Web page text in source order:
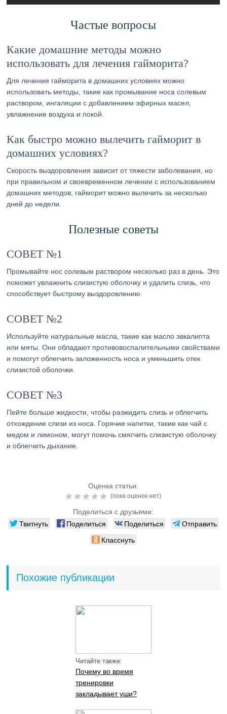
Частые вопросы
Какие домашние методы можно
использовать для лечения гайморита?
Для лечения гайморита в домашних условиях можно
использовать методы, такие как промывание носа солевым
раствором, ингаляции с добавлением эфирных масел,
увлажнение воздуха и покой.
Как быстро можно вылечить гайморит в
домашних условиях?
Скорость выздоровления зависит от тяжести заболевания, но
при правильном и своевременном лечении с использованием
домашних методов, гайморит можно вылечить за несколько
дней до недели.
Полезные советы
СОВЕТ №1
Промывайте нос солевым раствором несколько раз в день. Это
поможет увлажнить слизистую оболочку и удалить слизь, что
способствует быстрому выздоровлению.
СОВЕТ №2
Используйте натуральные масла, такие как масло эвкалипта
или мяты. Они обладают противовоспалительными свойствами
и помогут облегчить заложенность носа и уменьшить отек
слизистой оболочки.
СОВЕТ №3
Пейте больше жидкости, чтобы разжидить слизь и облегчить
отхождение слизи из носа. Горячие напитки, такие как чай с
медом и лимоном, могут помочь смягчить слизистую оболочку
и облегчить дыхание.
Оценка статьи:
(пока оценок нет)
Поделиться с друзьями:
Твитнуть Поделиться Поделиться
Отправить
Класснуть
Похожие публикации
Читайте также:
Почему во время
тренировки
закладывает уши?